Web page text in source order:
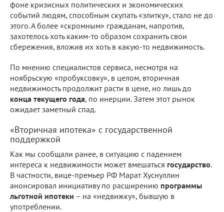
фоне кризисных политических и экономических
событий людям, способным скупать «элитку», стало не до
этого. А более «скромным» гражданам, напротив,
захотелось хоть каким-то образом сохранить свои
сбережения, вложив их хоть в какую-то недвижимость.
По мнению специалистов сервиса, несмотря на
ноябрьскую «пробуксовку», в целом, вторичная
недвижимость продолжит расти в цене, но лишь до
конца текущего года, по инерции. Затем этот рынок
ожидает заметный спад.
«Вторичная ипотека» с государственной
поддержкой
Как мы сообщали ранее, в ситуацию с падением
интереса к недвижимости может вмешаться государство.
В частности, вице-премьер РФ Марат Хуснуллин
анонсировал инициативу по расширению программы
льготной ипотеки – на «недвижку», бывшую в
употреблении.